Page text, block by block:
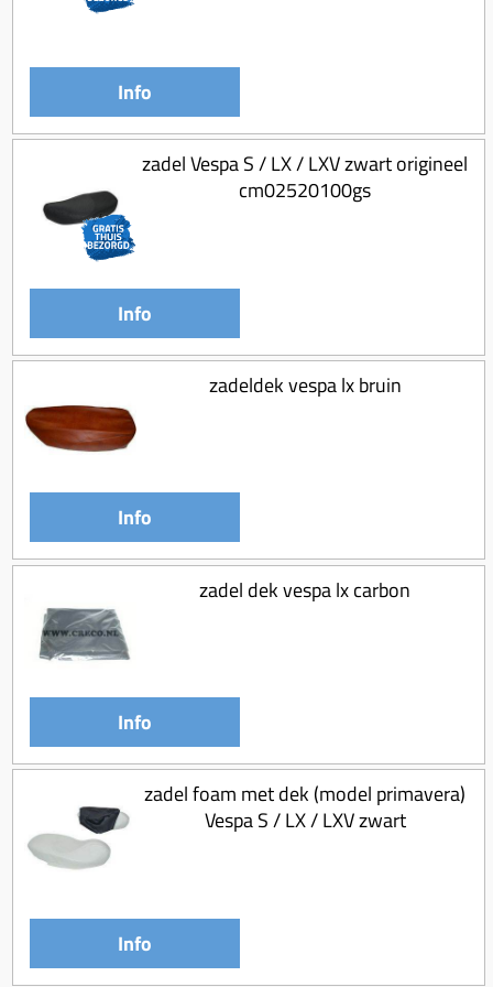
Koppeling compleet
Ketting / tandwiel
Koeling (delen)
Overbrenging
Info
zadel Vespa S / LX / LXV zwart origineel
cm02520100gs
Info
zadeldek vespa lx bruin
Info
zadel dek vespa lx carbon
Info
zadel foam met dek (model primavera)
Vespa S / LX / LXV zwart
Info